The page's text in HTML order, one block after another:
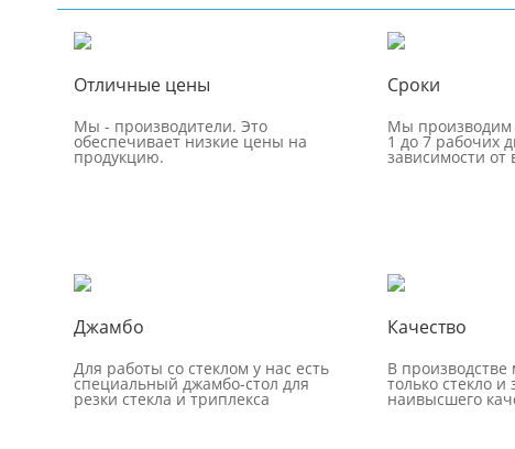
Отличные цены
Мы - производители. Это
обеспечивает низкие цены на
продукцию.
Сроки
Мы производим
1 до 7 рабочих
зависимости от
Джамбо
Для работы со стеклом у нас есть
специальный джамбо-стол для
резки стекла и триплекса
Качество
В
только стекло и
наивысшего